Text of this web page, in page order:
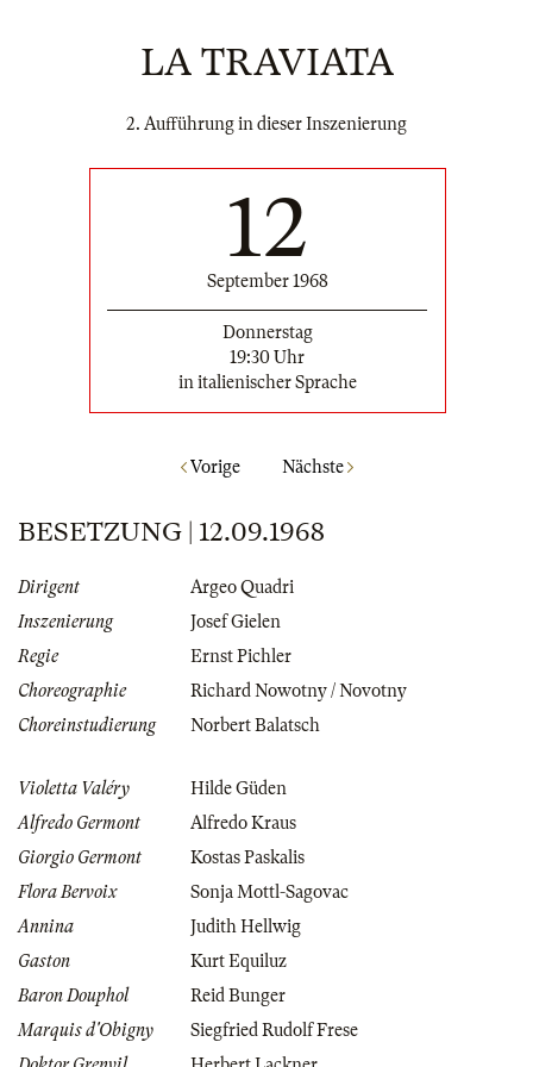
LA TRAVIATA
2. Aufführung in dieser Inszenierung
12
September 1968
Donnerstag
19:30 Uhr
in italienischer Sprache
Vorige Nächste
BESETZUNG | 12.09.1968
Dirigent
Argeo Quadri
Inszenierung
Josef Gielen
Regie
Ernst Pichler
Choreographie
Richard Nowotny / Novotny
Choreinstudierung
Norbert Balatsch
Violetta Valéry
Hilde Güden
Alfredo Germont
Alfredo Kraus
Giorgio Germont
Kostas Paskalis
Flora Bervoix
Sonja Mottl-Sagovac
Annina
Judith Hellwig
Gaston
Kurt Equiluz
Baron Douphol
Reid Bunger
Marquis d'Obigny
Siegfried Rudolf Frese